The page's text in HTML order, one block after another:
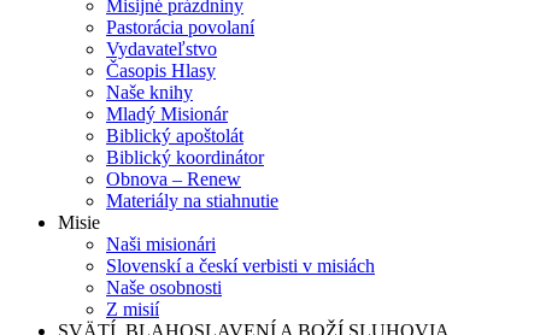
Misijné prázdniny
Pastorácia povolaní
Vydavateľstvo
Časopis Hlasy
Naše knihy
Mladý Misionár
Biblický apoštolát
Biblický koordinátor
Obnova – Renew
Materiály na stiahnutie
Misie
Naši misionári
Slovenskí a českí verbisti v misiách
Naše osobnosti
Z misií